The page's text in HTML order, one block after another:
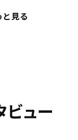
で担当
なしと
見る
ビュー